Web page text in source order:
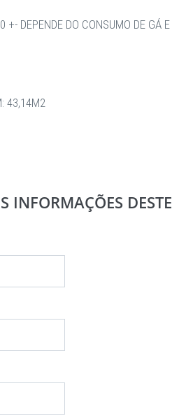
DEPENDE DO CONSUMO DE GÁ E
43,14M2
INFORMAÇÕES DESTE